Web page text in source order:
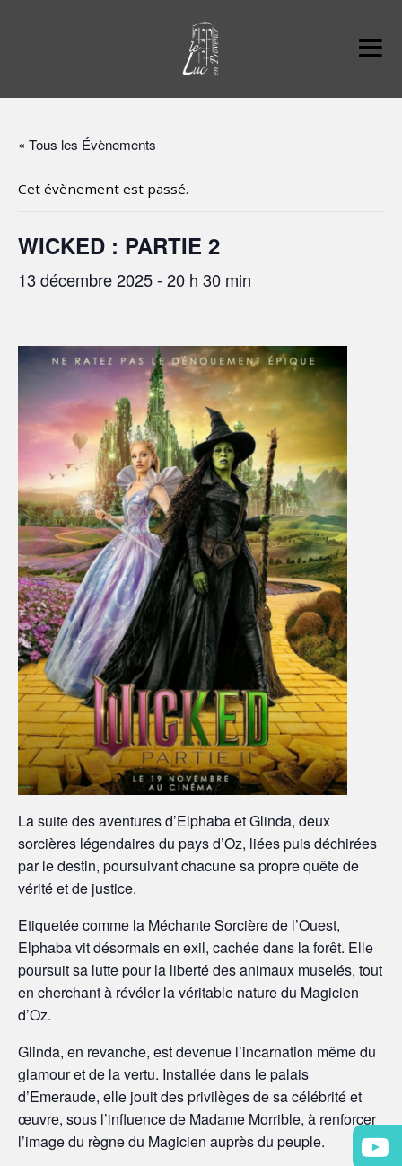
« Tous les Évènements
Cet évènement est passé.
WICKED : PARTIE 2
13 décembre 2025 - 20 h 30 min
La suite des aventures d’Elphaba et Glinda, deux
sorcières légendaires du pays d’Oz, liées puis déchirées
par le destin, poursuivant chacune sa propre quête de
vérité et de justice.
Etiquetée comme la Méchante Sorcière de l’Ouest,
Elphaba vit désormais en exil, cachée dans la forêt. Elle
poursuit sa lutte pour la liberté des animaux muselés, tout
en cherchant à révéler la véritable nature du Magicien
d’Oz.
Glinda, en revanche, est devenue l’incarnation même du
glamour et de la vertu. Installée dans le palais
d’Emeraude, elle jouit des privilèges de sa célébrité et
œuvre, sous l’influence de Madame Morrible, à renforcer
l’image du règne du Magicien auprès du peuple.